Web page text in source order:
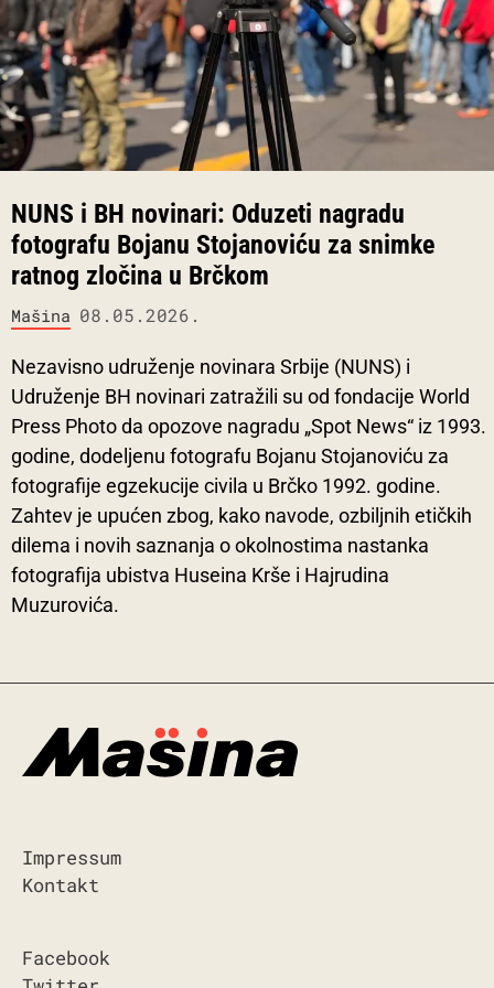
NUNS i BH novinari: Oduzeti nagradu
fotografu Bojanu Stojanoviću za snimke
ratnog zločina u Brčkom
Mašina 08.05.2026.
Nezavisno udruženje novinara Srbije (NUNS) i
Udruženje BH novinari zatražili su od fondacije World
Press Photo da opozove nagradu „Spot News“ iz 1993.
godine, dodeljenu fotografu Bojanu Stojanoviću za
fotografije egzekucije civila u Brčko 1992. godine.
Zahtev je upućen zbog, kako navode, ozbiljnih etičkih
dilema i novih saznanja o okolnostima nastanka
fotografija ubistva Huseina Krše i Hajrudina
Muzurovića.
Impressum
Kontakt
Facebook